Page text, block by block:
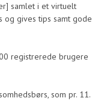
samlet i et virtuelt
gives tips samt gode
registrerede brugere
som pr. 11.